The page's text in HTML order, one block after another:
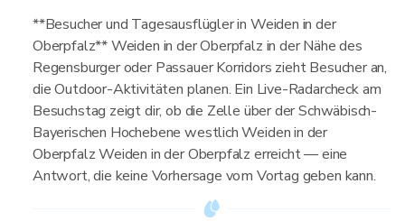
**Besucher und Tagesausflügler in Weiden in der
Oberpfalz** Weiden in der Oberpfalz in der Nähe des
Regensburger oder Passauer Korridors zieht Besucher an,
die Outdoor-Aktivitäten planen. Ein Live-Radarcheck am
Besuchstag zeigt dir, ob die Zelle über der Schwäbisch-
Bayerischen Hochebene westlich Weiden in der
Oberpfalz Weiden in der Oberpfalz erreicht — eine
Antwort, die keine Vorhersage vom Vortag geben kann.